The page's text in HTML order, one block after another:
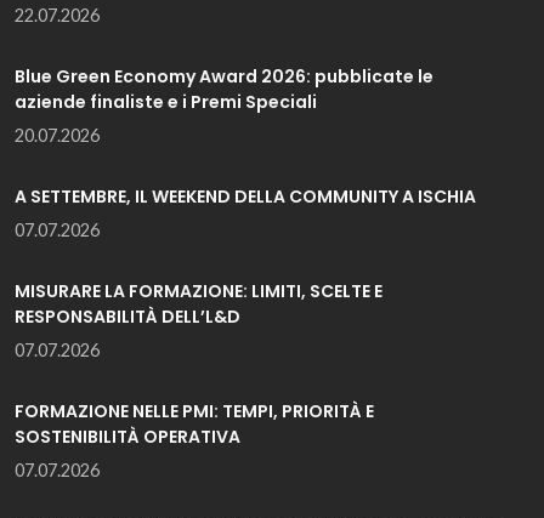
22.07.2026
Blue Green Economy Award 2026: pubblicate le
aziende finaliste e i Premi Speciali
20.07.2026
A SETTEMBRE, IL WEEKEND DELLA COMMUNITY A ISCHIA
07.07.2026
MISURARE LA FORMAZIONE: LIMITI, SCELTE E
RESPONSABILITÀ DELL’L&D
07.07.2026
FORMAZIONE NELLE PMI: TEMPI, PRIORITÀ E
SOSTENIBILITÀ OPERATIVA
07.07.2026